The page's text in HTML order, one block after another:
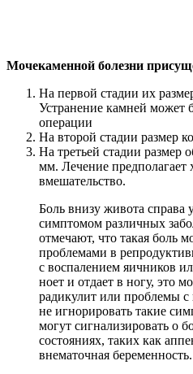
Мочекаменной болезни
На первой стадии их
Устранение камней может
операции
На второй стадии размер
На третьей стадии размер
мм. Лечение предполагает
вмешательство.
Боль внизу живота
симптомом различных
отмечают, что такая боль
проблемами в
с воспалением яичников
ноет и отдает в ногу, это
радикулит или проблемы
не игнорировать такие
могут сигнализировать о
состояниях, таких как
внематочная беременность.